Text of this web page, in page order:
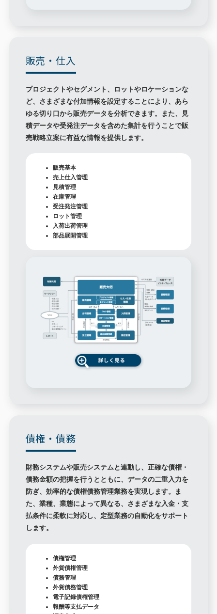
販売・仕入
プロジェクトやセグメント、ロットやロケーションな
ど、さまざまな付加情報を設定することにより、あら
ゆる切り口から販売データを分析できます。また、見
積データや受発注データを含めた集計を行うことで販
売戦略立案に有益な情報を提供します。
販売基本
売上仕入管理
見積管理
在庫管理
受注発注管理
ロット管理
入荷出荷管理
部品展開管理
債権・債務
財務システムや販売システムと連動し、正確な債権・
債務金額の把握を行うとともに、データの二重入力を
防ぎ、効率的な債権債務管理業務を実現します。ま
た、業種、業態によって異なる、さまざまな入金・支
払条件に柔軟に対応し、定型業務の自動化をサポート
します。
債権管理
外貨債権管理
債務管理
外貨債務管理
電子記録債権管理
報酬等支払データ